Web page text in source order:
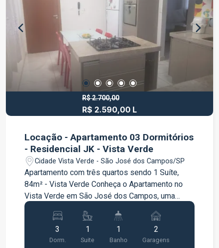
R$ 2.700,00
R$ 2.590,00 L
Locação - Apartamento 03 Dormitórios
- Residencial JK - Vista Verde
Cidade Vista Verde - São José dos Campos/SP
Apartamento com três quartos sendo 1 Suíte,
84m² - Vista Verde Conheça o Apartamento no
Vista Verde em São José dos Campos, uma
oportunidade imperdível para viver com conforto
e praticidade! De 84m² está estrategicamente
localizado próximo a comércios, escolas,
shoppings, supermercados, lojas de
3
Dorm.
1
Suite
1
Banho
2
Garagens